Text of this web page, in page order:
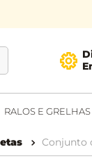
RALOS E GRELHAS
Conjunto